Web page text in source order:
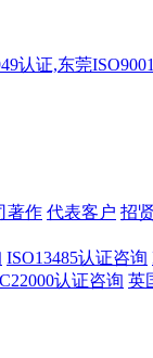
著作 代表客户 招
ISO13485认证咨询
认证咨询 英